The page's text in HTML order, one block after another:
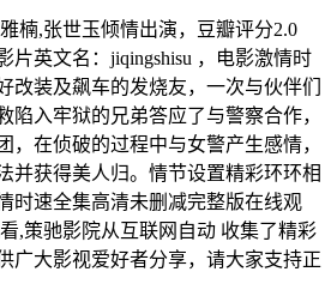
楠,张世玉倾情出演，豆瓣评分2.0
片英文名：jiqingshisu ，电影激情时
改装及飙车的发烧友，一次与伙伴们
陷入牢狱的兄弟答应了与警察合作，
，在侦破的过程中与女警产生感情，
并获得美人归。情节设置精彩环环相
时速全集高清未删减完整版在线观
,策驰影院从互联网自动 收集了精彩
广大影视爱好者分享，请大家支持正